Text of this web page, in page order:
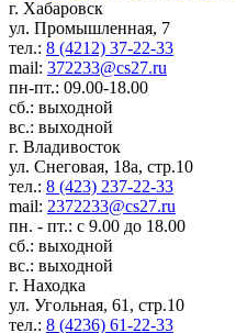
г. Хабаровск
ул. Промышленная, 7
тел.: 8 (4212) 37-22-33
mail: 372233@cs27.ru
пн-пт.: 09.00-18.00
сб.: выходной
вс.: выходной
г. Владивосток
ул. Снеговая, 18а, стр.10
тел.: 8 (423) 237-22-33
mail: 2372233@cs27.ru
пн. - пт.: с 9.00 до 18.00
сб.: выходной
вс.: выходной
г. Находка
ул. Угольная, 61, стр.10
тел.: 8 (4236) 61-22-33